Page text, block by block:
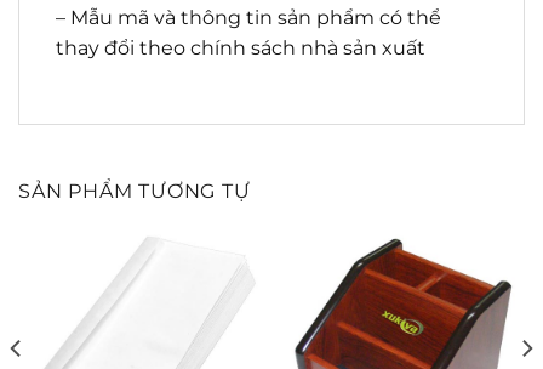
– Mẫu mã và thông tin sản phẩm có thể
thay đổi theo chính sách nhà sản xuất
SẢN PHẨM TƯƠNG TỰ